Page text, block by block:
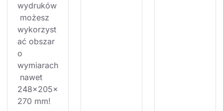
wydruków
możesz
wykorzyst
ać obszar
o
wymiarach
nawet
248×205×
270 mm!